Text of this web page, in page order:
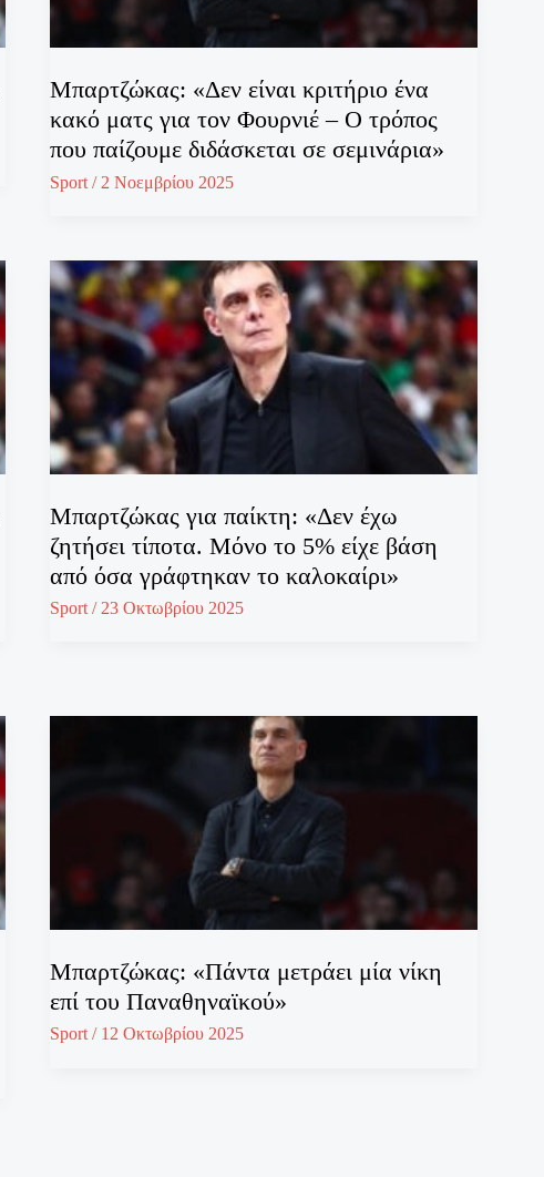
Μπαρτζώκας: «Δεν είναι κριτήριο ένα
κακό ματς για τον Φουρνιέ – Ο τρόπος
που παίζουμε διδάσκεται σε σεμινάρια»
Sport / 2 Νοεμβρίου 2025
Μπαρτζώκας για παίκτη: «Δεν έχω
ζητήσει τίποτα. Μόνο το 5% είχε βάση
από όσα γράφτηκαν το καλοκαίρι»
Sport / 23 Οκτωβρίου 2025
Μπαρτζώκας: «Πάντα μετράει μία νίκη
επί του Παναθηναϊκού»
Sport/ 12 Οκτωβρίου 2025